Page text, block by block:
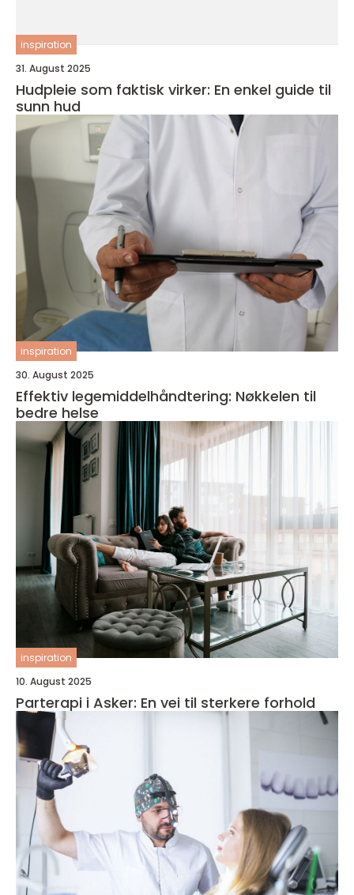
inspiration
31. August 2025
Hudpleie som faktisk virker: En enkel guide til
sunn hud
inspiration
30. August 2025
Effektiv legemiddelhåndtering: Nøkkelen til
bedre helse
inspiration
10. August 2025
Parterapi i Asker: En vei til sterkere forhold